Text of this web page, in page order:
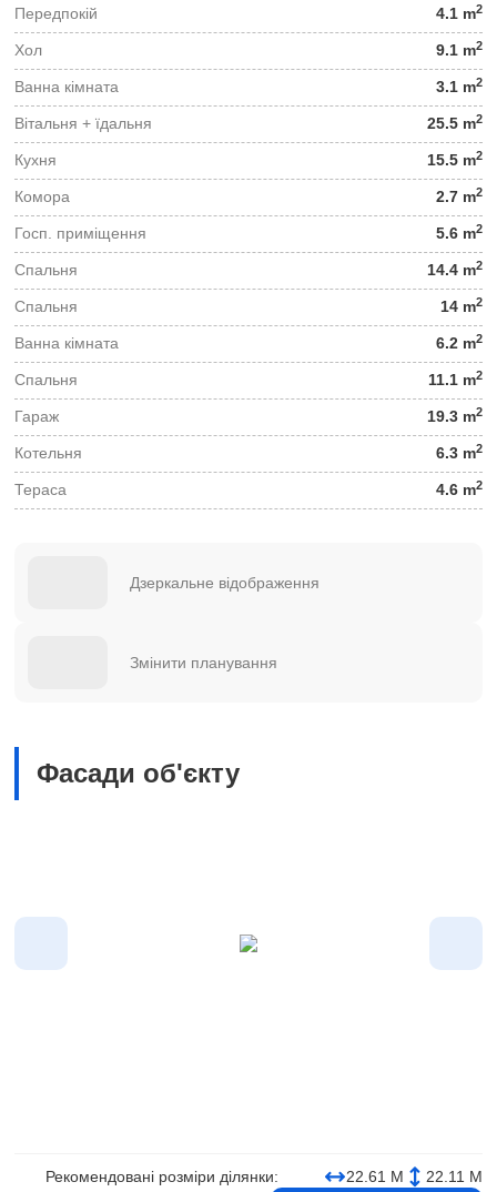
Передпокій 4.1 m2
Хол 9.1 m2
Ванна кімната 3.1 m2
Вітальня + їдальня 25.5 m2
Кухня 15.5 m2
Комора 2.7 m2
Госп. приміщення 5.6 m2
Спальня 14.4 m2
Спальня 14 m2
Ванна кімната 6.2 m2
Спальня 11.1 m2
Гараж 19.3 m2
Котельня 6.3 m2
Тераса 4.6 m2
Дзеркальне відображення
Змінити планування
Фасади об'єкту
Рекомендовані розміри ділянки: 22.61 М
22.11 М